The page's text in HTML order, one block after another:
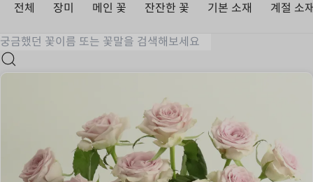
전체 장미 메인 꽃 잔잔한 꽃 기본 소재 계절 소